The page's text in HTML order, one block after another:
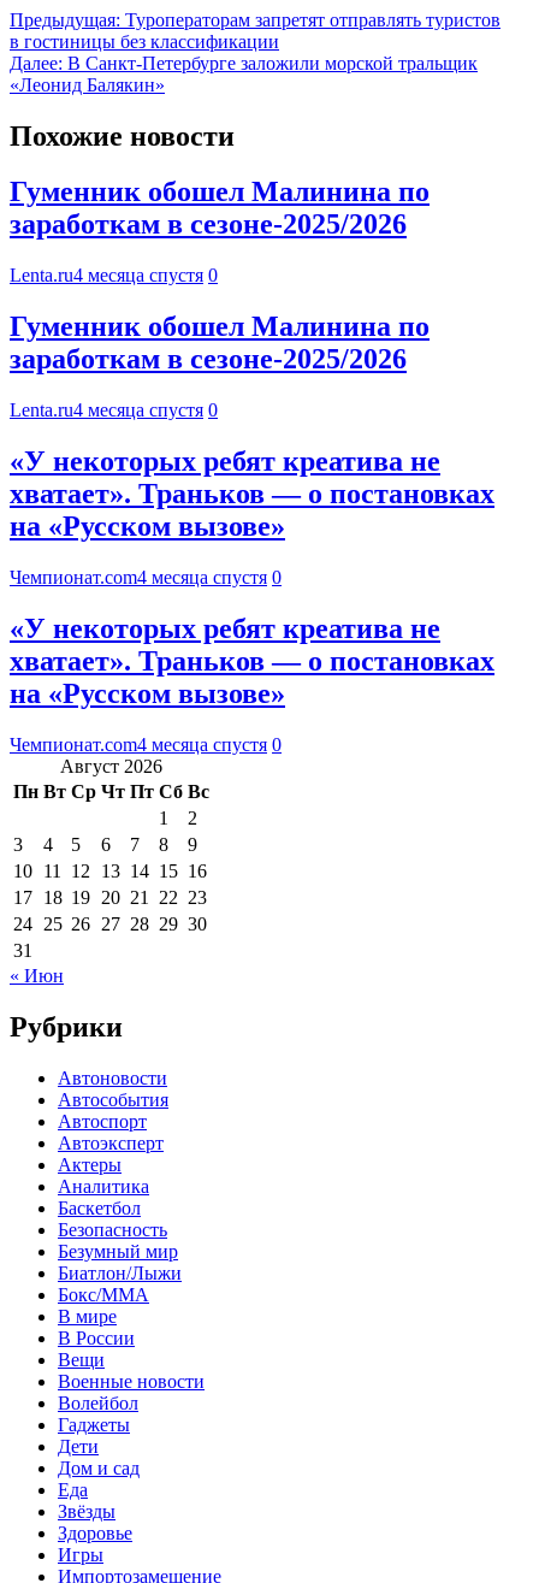
Предыдущая: Туроператорам запретят отправлять туристов
в гостиницы без классификации
Далее: В Санкт-Петербурге заложили морской тральщик
«Леонид Балякин»
Похожие новости
Гуменник обошел Малинина по
заработкам в сезоне-2025/2026
Lenta.ru4 месяца спустя 0
Гуменник обошел Малинина по
заработкам в сезоне-2025/2026
Lenta.ru4 месяца спустя 0
«У некоторых ребят креатива не
хватает». Траньков — о постановках
на «Русском вызове»
Чемпионат.com4 месяца спустя 0
«У некоторых ребят креатива не
хватает». Траньков — о постановках
на «Русском вызове»
Чемпионат.com4 месяца спустя 0
Август 2026
Пн Вт Ср Чт Пт Сб Вс
1
2
3
4 5 6 7 8
9
10 11 12 13 14 15 16
17 18 19 20 21 22 23
24 25 26 27 28 29 30
31
« Июн
Рубрики
Автоновости
Автособытия
Автоспорт
Автоэксперт
Актеры
Аналитика
Баскетбол
Безопасность
Безумный мир
Биатлон/Лыжи
Бокс/MMA
В мире
В России
Вещи
Военные новости
Волейбол
Гаджеты
Дети
Дом и сад
Еда
Звёзды
Здоровье
Игры
Импортозамещение